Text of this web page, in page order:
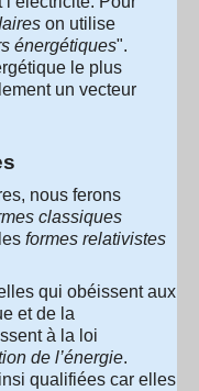
on utilise
énergétiques".
le plus
un vecteur
nous ferons
classiques
formes relativistes
qui obéissent aux
et de la
à la loi
de l’énergie.
qualifiées car elles